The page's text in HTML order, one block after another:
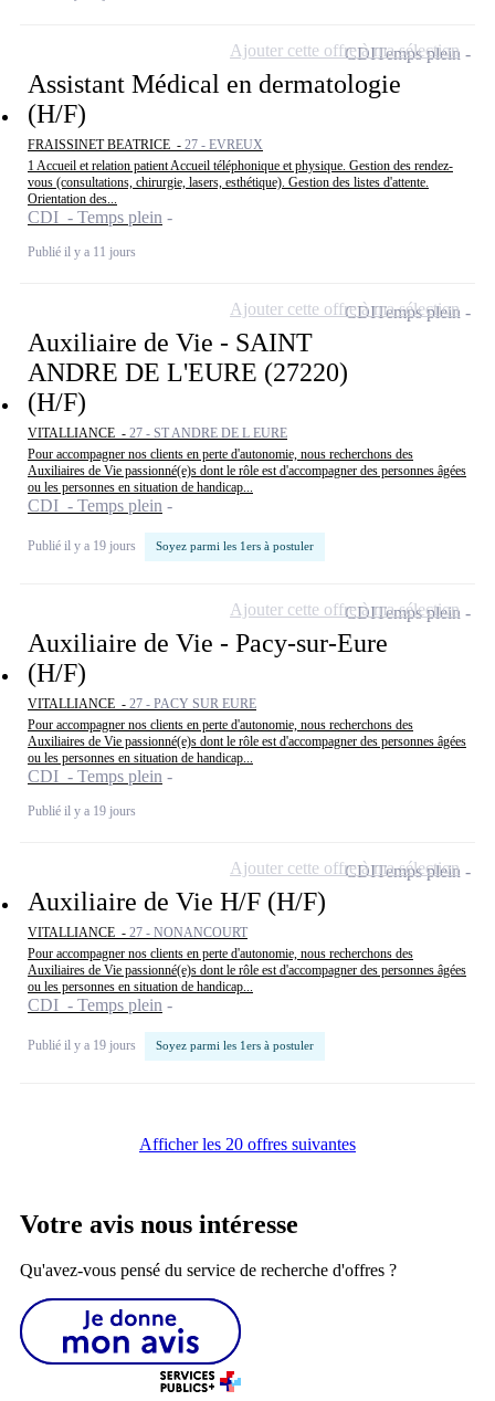
Assistant Médical en dermatologie
(H/F)
FRAISSINET BEATRICE - 27 - EVREUX
1 Accueil et relation patient Accueil téléphonique et physique. Gestion des rendez-
vous (consultations, chirurgie, lasers, esthétique). Gestion des listes d'attente.
Orientation des...
CDI - Temps plein
Publié il y a 11 jours
CDITemps plein
Ajouter cette offre à ma sélection
Auxiliaire de Vie - SAINT
ANDRE DE L'EURE (27220)
(H/F)
VITALLIANCE - 27 - ST ANDRE DE L EURE
Pour accompagner nos clients en perte d'autonomie, nous recherchons des
Auxiliaires de Vie passionné(e)s dont le rôle est d'accompagner des personnes âgées
ou les personnes en situation de handicap...
CDI - Temps plein
Publié il y a 19 jours Soyez parmi les 1ers à postuler
CDITemps plein
Ajouter cette offre à ma sélection
Auxiliaire de Vie - Pacy-sur-Eure
(H/F)
VITALLIANCE - 27 - PACY SUR EURE
Pour accompagner nos clients en perte d'autonomie, nous recherchons des
Auxiliaires de Vie passionné(e)s dont le rôle est d'accompagner des personnes âgées
ou les personnes en situation de handicap...
CDI - Temps plein
Publié il y a 19 jours
CDITemps plein
Ajouter cette offre à ma sélection
Auxiliaire de Vie H/F (H/F)
VITALLIANCE - 27 - NONANCOURT
Pour accompagner nos clients en perte d'autonomie, nous recherchons des
Auxiliaires de Vie passionné(e)s dont le rôle est d'accompagner des personnes âgées
ou les personnes en situation de handicap...
CDI - Temps plein
Publié il y a 19 jours Soyez parmi les 1ers à postuler
CDITemps plein
Ajouter cette offre à ma sélection
Afficher les 20 offres suivantes
Votre avis nous intéresse
Qu'avez-vous pensé du service de recherche d'offres ?